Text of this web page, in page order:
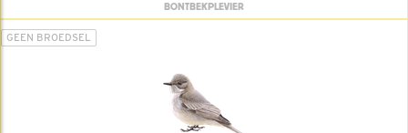
BONTBEKPLEVIER
GEEN BROEDSEL